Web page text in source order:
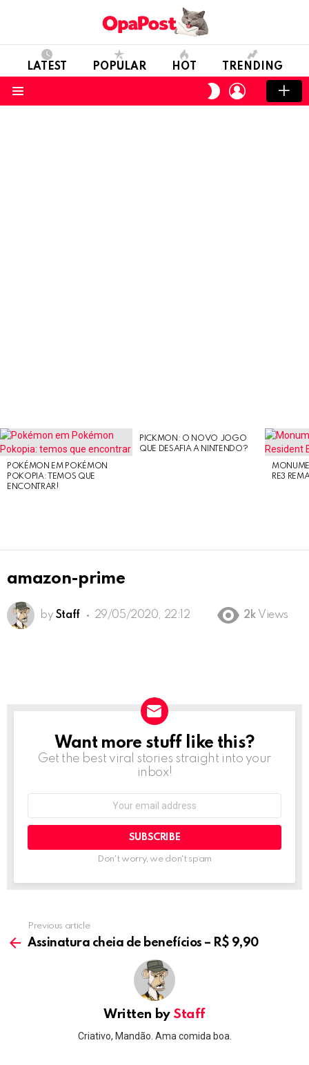
LATEST POPULAR HOT TRENDING
SWITCH
SKIN
LOGIN
LATEST
STORIES
POKÉMON EM POKÉMON
POKOPIA: TEMOS QUE
ENCONTRAR!
PICKMON: O NOVO JOGO
QUE DESAFIA A NINTENDO?
RE3
amazon-prime
by Staff 29/05/2020, 22:12 2k Views
NEWSLETTER
Want more stuff like this?
Get the best viral stories straight into your
inbox!
Don't worry, we don't spam
more
Previous article
Assinatura cheia de benefícios – R$ 9,90
Written by Staff
Criativo, Mandão. Ama comida boa.